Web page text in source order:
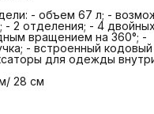
- объем 67 л; -
- 2 отделения; - 4
вращением на 360°; -
- встроенный
для одежды
28 см